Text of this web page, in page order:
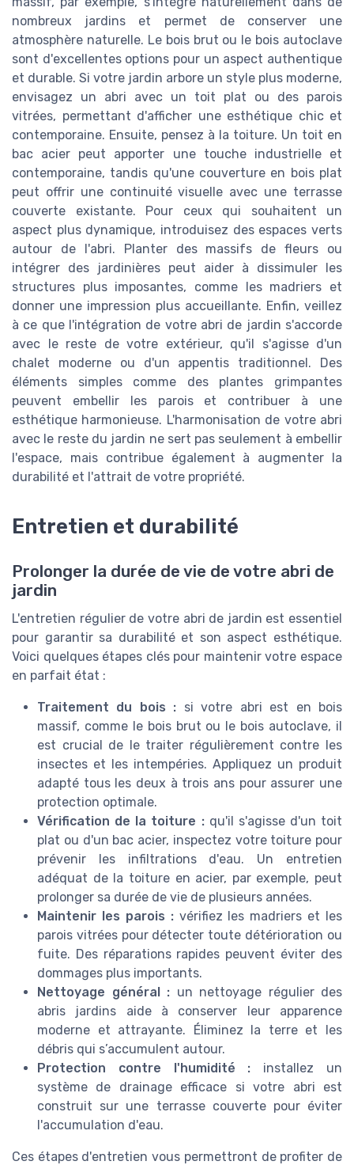
nombreux jardins et permet de conserver une
atmosphère naturelle. Le bois brut ou le bois autoclave
sont d'excellentes options pour un aspect authentique
et durable. Si votre jardin arbore un style plus moderne,
envisagez un abri avec un toit plat ou des parois
vitrées, permettant d'afficher une esthétique chic et
contemporaine. Ensuite, pensez à la toiture. Un toit en
bac acier peut apporter une touche industrielle et
contemporaine, tandis qu'une couverture en bois plat
peut offrir une continuité visuelle avec une terrasse
couverte existante. Pour ceux qui souhaitent un
aspect plus dynamique, introduisez des espaces verts
autour de l'abri. Planter des massifs de fleurs ou
intégrer des jardinières peut aider à dissimuler les
structures plus imposantes, comme les madriers et
donner une impression plus accueillante. Enfin, veillez
à ce que l'intégration de votre abri de jardin s'accorde
avec le reste de votre extérieur, qu'il s'agisse d'un
chalet moderne ou d'un appentis traditionnel. Des
éléments simples comme des plantes grimpantes
peuvent embellir les parois et contribuer à une
esthétique harmonieuse. L'harmonisation de votre abri
avec le reste du jardin ne sert pas seulement à embellir
l'espace, mais contribue également à augmenter la
durabilité et l'attrait de votre propriété.
Entretien et durabilité
Prolonger la durée de vie de votre abri de
jardin
L'entretien régulier de votre abri de jardin est essentiel
pour garantir sa durabilité et son aspect esthétique.
Voici quelques étapes clés pour maintenir votre espace
en parfait état :
Traitement du bois : si votre abri est en bois
massif, comme le bois brut ou le bois autoclave, il
est crucial de le traiter régulièrement contre les
insectes et les intempéries. Appliquez un produit
adapté tous les deux à trois ans pour assurer une
protection optimale.
Vérification de la toiture : qu'il s'agisse d'un toit
plat ou d'un bac acier, inspectez votre toiture pour
prévenir les infiltrations d'eau. Un entretien
adéquat de la toiture en acier, par exemple, peut
prolonger sa durée de vie de plusieurs années.
Maintenir les parois : vérifiez les madriers et les
parois vitrées pour détecter toute détérioration ou
fuite. Des réparations rapides peuvent éviter des
dommages plus importants.
Nettoyage général : un nettoyage régulier des
abris jardins aide à conserver leur apparence
moderne et attrayante. Éliminez la terre et les
débris qui s’accumulent autour.
Protection contre l'humidité : installez un
système de drainage efficace si votre abri est
construit sur une terrasse couverte pour éviter
l'accumulation d'eau.
Ces étapes d'entretien vous permettront de profiter de